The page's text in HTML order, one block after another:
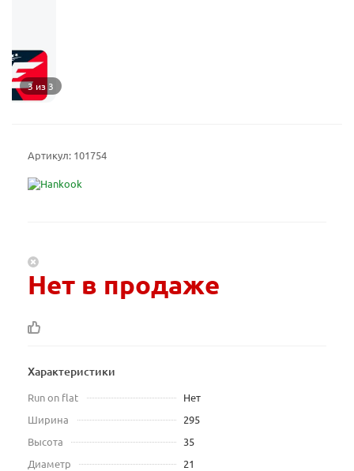
3 из 3
Артикул: 101754
Нет в продаже
Характеристики
Run on flat
Нет
Ширина
295
Высота
35
Диаметр
21